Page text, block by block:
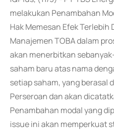
melakukan Penambahan
Hak Memesan Efek
Manajemen TOBA dalam
akan menerbitkan
saham baru atas nama
setiap saham, yang berasal
Perseroan dan akan
Penambahan modal yang
issue ini akan memperkuat